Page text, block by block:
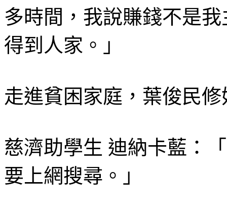
多時間，我說賺錢不是
得到人家。」
走進貧困家庭，葉俊民
慈濟助學生 迪納卡藍：
要上網搜尋。」